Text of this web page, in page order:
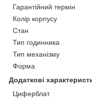
Гарантійний термін
Колір корпусу
Стан
Тип годинника
Тип механізму
Форма
Додаткові
Циферблат